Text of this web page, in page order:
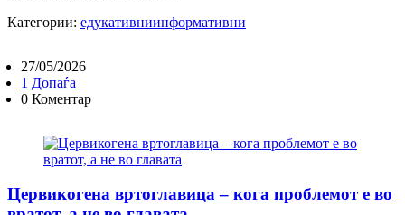
Категории: едукативниинформативни
27/05/2026
1 Допаѓа
0 Коментар
Цервикогена вртоглавица – кога проблемот е во